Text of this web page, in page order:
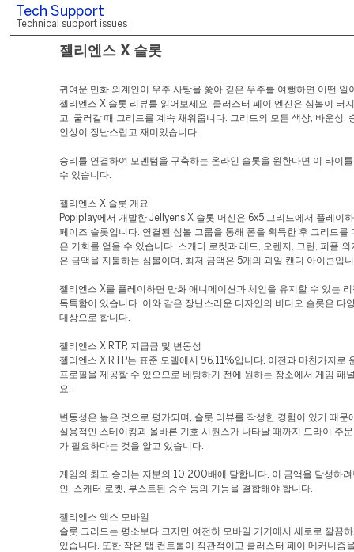
Tech Support
Technical support issues
젤리엔스 X 슬롯
귀여운 만화 외계인이 우주 사탕을 쫓아 깊은 우주를 여행하면 어떤 일
젤리엔스 X 슬롯 리뷰를 읽어보세요. 클러스터 페이 엔진은 심볼이 터
고, 굴러갈 때 그리드를 계속 채워줍니다. 그리드의 모든 색상, 바운싱,
인상이 장난스럽고 재미있습니다.
승리를 연결하여 모멘텀을 구축하는 온라인 슬롯을 원한다면 이 타이
수 있습니다.
젤리엔스 X 슬롯 개요
Popiplay에서 개발한 Jellyens X 슬롯 머신은 6x5 그리드에서 플레이
페이즈 슬롯입니다. 연결된 심볼 그룹을 통해 폼을 획득한 후 그리드를
은 기회를 얻을 수 있습니다. 스캐터 로켓과 레드, 오렌지, 그린, 퍼플 외
은 금액을 지불하는 심볼이며, 최저 금액은 5개의 과일 캔디 아이콘입
젤리엔스 X를 플레이하면 만화 애니메이션과 체인을 유지할 수 있는
독특함이 있습니다. 이와 같은 장난스러운 디자인의 비디오 슬롯은 다
대상으로 합니다.
젤리엔스 X RTP, 지급금 및 변동성
젤리엔스 X RTP는 표준 모델에서 96.11%입니다. 이전과 마찬가지로
프로필을 제공할 수 있으므로 베팅하기 전에 원하는 장소에서 게임 패
요.
변동성은 높은 것으로 평가되며, 슬롯 리뷰를 작성한 경험이 있기 때문
실용적인 스테이킹과 올바른 기호 시퀀스가 나타날 때까지 드라이 주
가 필요하다는 것을 알고 있습니다.
게임의 최고 승리는 지분의 10,200배에 달합니다. 이 금액을 달성하
인, 스캐터 로켓, 부스트된 승수 등의 기능을 결합해야 합니다.
젤리엔스 엑스 모바일
슬롯 그리드는 평소보다 크지만 여전히 모바일 기기에서 세로로 깔끔
있습니다. 또한 작은 탭 컨트롤이 직관적이고 클러스터 페이 메커니즘